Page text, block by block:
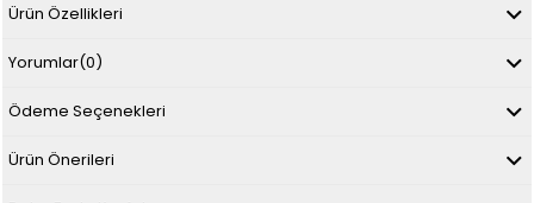
Ürün Özellikleri
Yorumlar(0)
Ödeme Seçenekleri
Ürün Önerileri